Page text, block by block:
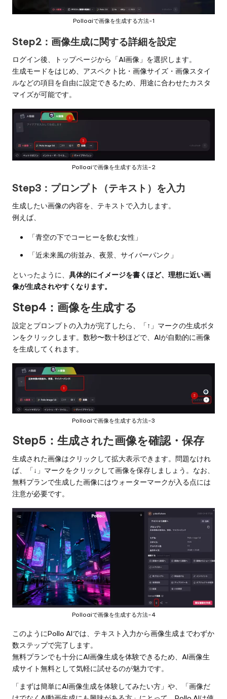
Polloaiで画像を生成する方法-1
Step2：画像生成に関する詳細を設定
ログイン後、トップページから「AI画像」を選択します。
生成モードをはじめ、アスペクト比・画像サイズ・画像スタイ
ルなどの項目を自由に設定できるため、用途に合わせたカスタ
マイズが可能です。
Polloaiで画像を生成する方法-2
Step3：プロンプト（テキスト）を入力
生成したい画像の内容を、テキストで入力します。
例えば、
「青空の下でコーヒーを飲む女性」
「近未来風の街並み、夜景、サイバーパンク」
といったように、 具体的にイメージを書くほど、理想に近い画
像が生成されやすくなります。
Step4：画像を生成する
設定とプロンプトの入力が完了したら、「↑」マークの生成ボタ
ンをクリックします。数秒〜数十秒ほどで、AIが自動的に画像
を生成してくれます。
Polloaiで画像を生成する方法-3
Step5：生成された画像を確認・保存
生成された画像はクリックして拡大表示できます。問題なけれ
ば、「↓」マークをクリックして画像を保存しましょう。なお、
無料プランで生成した画像にはウォーターマークが入る点には
注意が必要です。
Polloaiで画像を生成する方法-4
このようにPollo AIでは、テキスト入力から画像生成までわずか
数ステップで完了します。
無料プランでも十分にAI画像生成を体験できるため、AI画像生
成サイト無料として気軽に試せるのが魅力です。
「まずは簡単にAI画像生成を体験してみたい方」や、「画像だ